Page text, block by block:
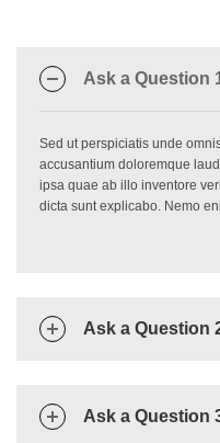
Ask a Question
Sed ut perspiciatis unde
accusantium doloremque
ipsa quae ab illo inventore
dicta sunt explicabo. Nemo
Ask a Question
Ask a Question